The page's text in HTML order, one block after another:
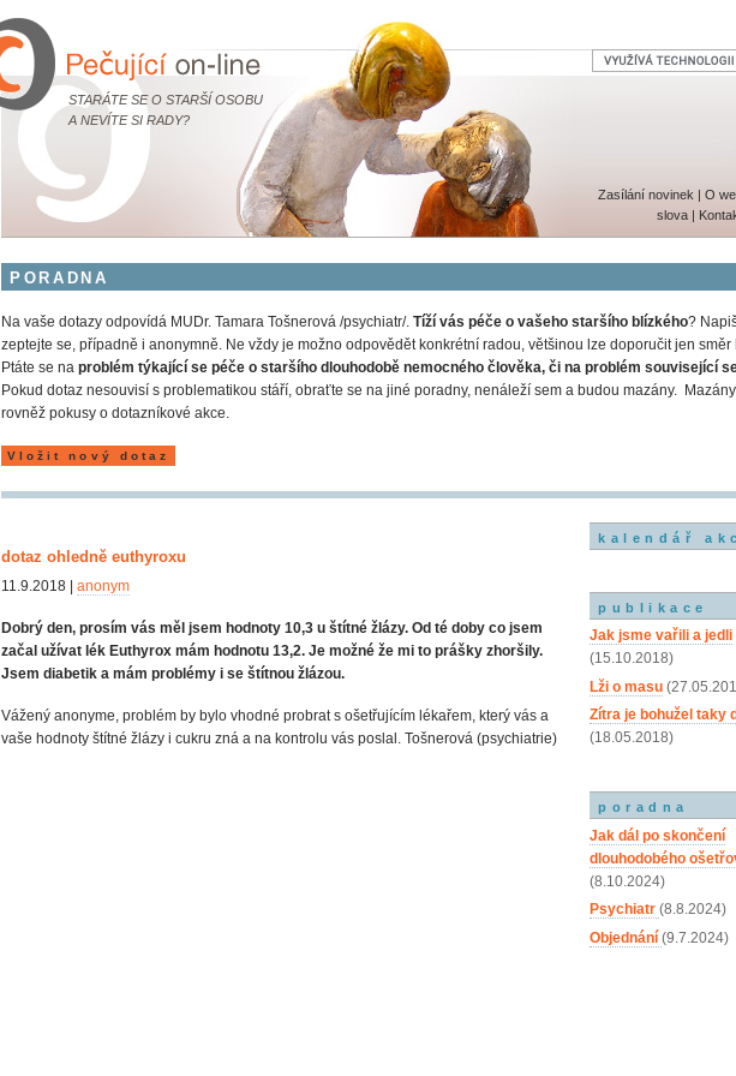
STARÁTE SE O STARŠÍ OSOBU
A NEVÍTE SI RADY?
Zasílání novinek | O
slova |
PORADNA
Na vaše dotazy odpovídá MUDr. Tamara Tošnerová /psychiatr/. Tíží vás péče o vašeho staršího blízkého?
zeptejte se, případně i anonymně. Ne vždy je možno odpovědět konkrétní radou, většinou lze doporučit jen směr
Ptáte se na problém týkající se péče o staršího dlouhodobě nemocného člověka, či na problém související
Pokud dotaz nesouvisí s problematikou stáří, obraťte se na jiné poradny, nenáleží sem a budou mazány.
rovněž pokusy o dotazníkové akce.
Vložit nový dotaz
dotaz ohledně euthyroxu
11.9.2018 | anonym
Dobrý den, prosím vás měl jsem hodnoty 10,3 u štítné žlázy. Od té doby co jsem
začal užívat lék Euthyrox mám hodnotu 13,2. Je možné že mi to prášky zhoršily.
Jsem diabetik a mám problémy i se štítnou žlázou.
Vážený anonyme, problém by bylo vhodné probrat s ošetřujícím lékařem, který vás a
vaše hodnoty štítné žlázy i cukru zná a na kontrolu vás poslal. Tošnerová (psychiatrie)
kalendář
publikace
Jak jsme vařili a jedli
(15.10.2018)
Lži o masu
Zítra je bohužel taky
(18.05.2018)
poradna
Jak dál po skončení
dlouhodobého
(8.10.2024)
Psychiatr (8.8.2024)
Objednání (9.7.2024)